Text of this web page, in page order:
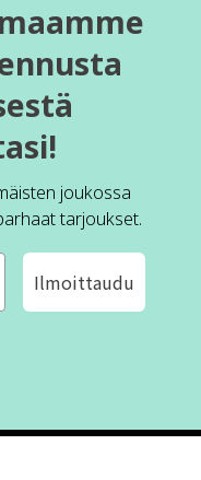
joukossa
tarjoukset.
Ilmoittaudu